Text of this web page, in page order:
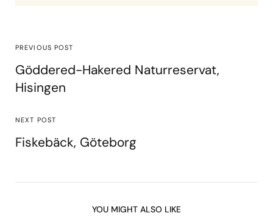
PREVIOUS POST
Göddered-Hakered Naturreservat,
Hisingen
NEXT POST
Fiskebäck, Göteborg
YOU MIGHT ALSO LIKE